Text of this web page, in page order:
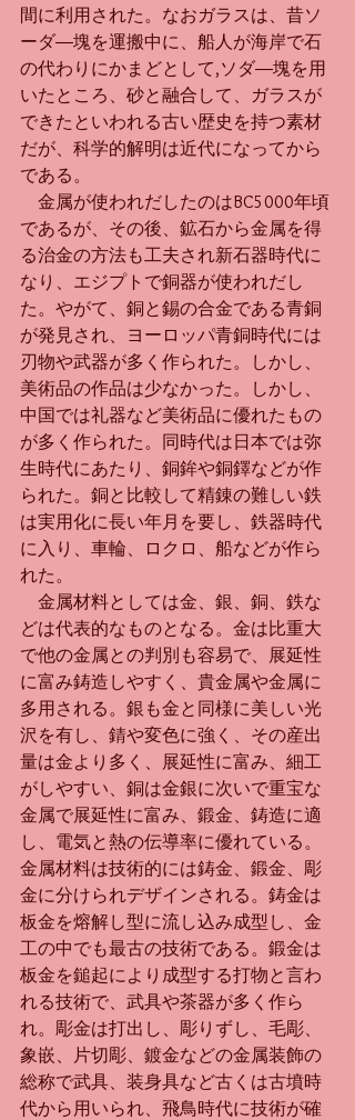
間に利用された。なおガラスは、昔ソ
ーダ―塊を運搬中に、船人が海岸で石
の代わりにかまどとして,ソダ―塊を用
いたところ、砂と融合して、ガラスが
できたといわれる古い歴史を持つ素材
だが、科学的解明は近代になってから
である。
金属が使われだしたのはBC5000年頃
であるが、その後、鉱石から金属を得
る治金の方法も工夫され新石器時代に
なり、エジプトで銅器が使われだし
た。やがて、銅と錫の合金である青銅
が発見され、ヨーロッパ青銅時代には
刃物や武器が多く作られた。しかし、
美術品の作品は少なかった。しかし、
中国では礼器など美術品に優れたもの
が多く作られた。同時代は日本では弥
生時代にあたり、銅鉾や銅鐸などが作
られた。銅と比較して精錬の難しい鉄
は実用化に長い年月を要し、鉄器時代
に入り、車輪、ロクロ、船などが作ら
れた。
金属材料としては金、銀、銅、鉄な
どは代表的なものとなる。金は比重大
で他の金属との判別も容易で、展延性
に富み鋳造しやすく、貴金属や金属に
多用される。銀も金と同様に美しい光
沢を有し、錆や変色に強く、その産出
量は金より多く、展延性に富み、細工
がしやすい、銅は金銀に次いで重宝な
金属で展延性に富み、鍛金、鋳造に適
し、電気と熱の伝導率に優れている。
金属材料は技術的には鋳金、鍛金、彫
金に分けられデザインされる。鋳金は
板金を熔解し型に流し込み成型し、金
工の中でも最古の技術である。鍛金は
板金を鎚起により成型する打物と言わ
れる技術で、武具や茶器が多く作ら
れ。彫金は打出し、彫りずし、毛彫、
象嵌、片切彫、鍍金などの金属装飾の
総称で武具、装身具など古くは古墳時
代から用いられ、飛鳥時代に技術が確